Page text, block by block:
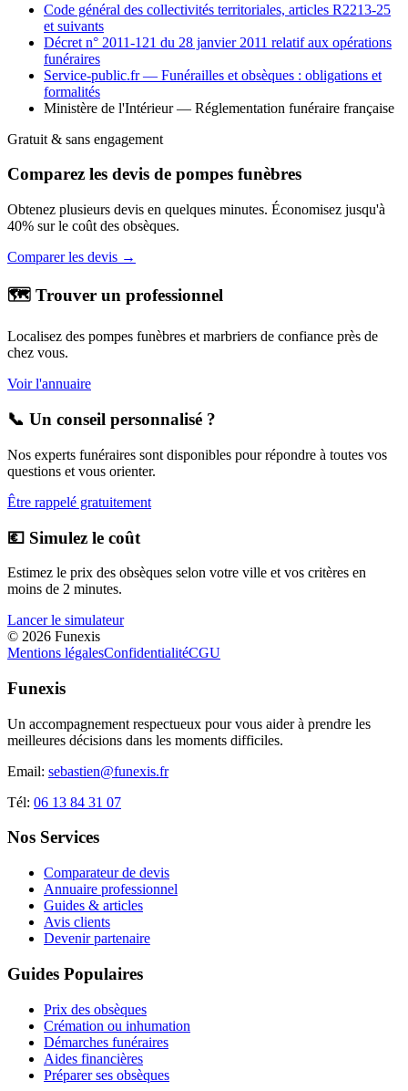
Code général des collectivités territoriales, articles R2213-25
et suivants
Décret n° 2011-121 du 28 janvier 2011 relatif aux opérations
funéraires
Service-public.fr — Funérailles et obsèques : obligations et
formalités
Ministère de l'Intérieur — Réglementation funéraire française
Gratuit & sans engagement
Comparez les devis de pompes funèbres
Obtenez plusieurs devis en quelques minutes. Économisez jusqu'à
40% sur le coût des obsèques.
Comparer les devis →
🗺️ Trouver un professionnel
Localisez des pompes funèbres et marbriers de confiance près de
chez vous.
Voir l'annuaire
📞 Un conseil personnalisé ?
Nos experts funéraires sont disponibles pour répondre à toutes vos
questions et vous orienter.
Être rappelé gratuitement
💶 Simulez le coût
Estimez le prix des obsèques selon votre ville et vos critères en
moins de 2 minutes.
Lancer le simulateur
© 2026 Funexis
Mentions légalesConfidentialitéCGU
Funexis
Un accompagnement respectueux pour vous aider à prendre les
meilleures décisions dans les moments difficiles.
Email: sebastien@funexis.fr
Tél: 06 13 84 31 07
Nos Services
Comparateur de devis
Annuaire professionnel
Guides & articles
Avis clients
Devenir partenaire
Guides Populaires
Prix des obsèques
Crémation ou inhumation
Démarches funéraires
Aides financières
Préparer ses obsèques